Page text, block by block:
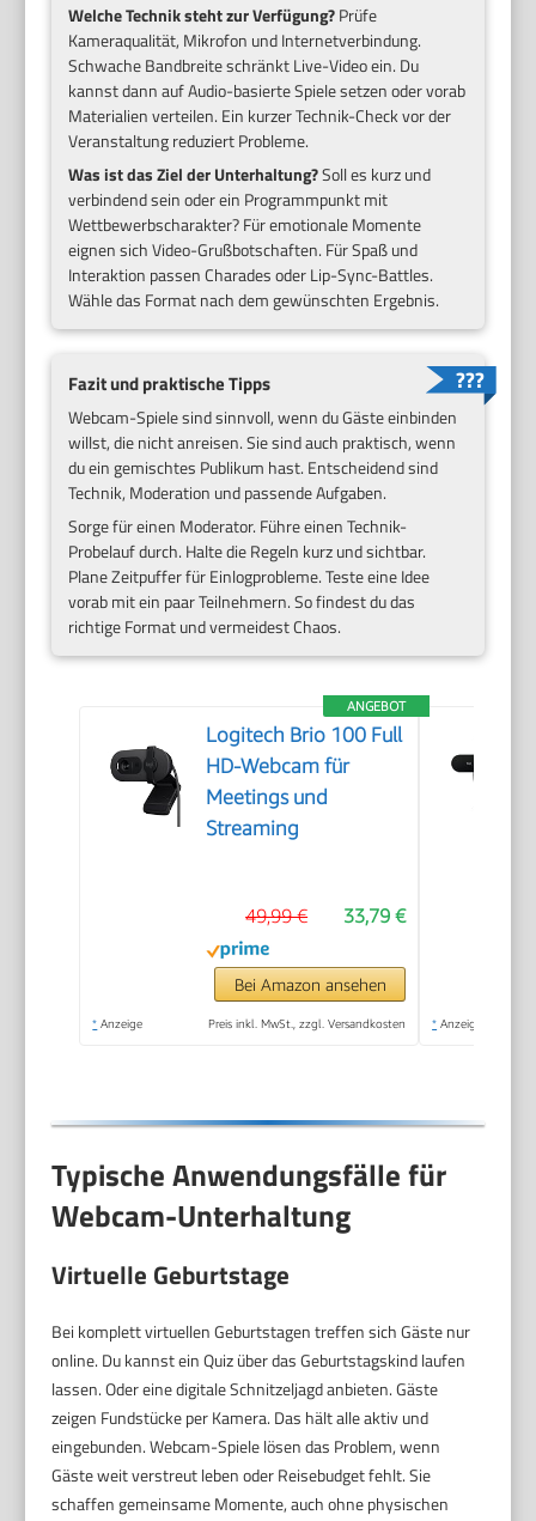
Welche Technik steht zur Verfügung?Prüfe
Kameraqualität, Mikrofon und Internetverbindung.
Schwache Bandbreite schränkt Live-Video ein. Du
kannst dann auf Audio-basierte Spiele setzen oder vorab
Materialien verteilen. Ein kurzer Technik-Check vor der
Veranstaltung reduziert Probleme.
Was ist das Ziel der Unterhaltung?Soll es kurz und
verbindend sein oder ein Programmpunkt mit
Wettbewerbscharakter? Für emotionale Momente
eignen sich Video-Grußbotschaften. Für Spaß und
Interaktion passen Charades oder Lip-Sync-Battles.
Wähle das Format nach dem gewünschten Ergebnis.
Fazit und praktische Tipps
Webcam-Spiele sind sinnvoll, wenn du Gäste einbinden
willst, die nicht anreisen. Sie sind auch praktisch, wenn
du ein gemischtes Publikum hast. Entscheidend sind
Technik, Moderation und passende Aufgaben.
Sorge für einen Moderator. Führe einen Technik-
Probelauf durch. Halte die Regeln kurz und sichtbar.
Plane Zeitpuffer für Einlogprobleme. Teste eine Idee
vorab mit ein paar Teilnehmern. So findest du das
richtige Format und vermeidest Chaos.
ANGEBOT
Logitech Brio 100 Full
HD-Webcam für
Meetings und
Streaming
33,79 €
49,99 €
Bei Amazon ansehen
* Anzeige Preis inkl. MwSt., zzgl. Versandkosten * Anzeige
Typische Anwendungsfälle für
Webcam-Unterhaltung
Virtuelle Geburtstage
Bei komplett virtuellen Geburtstagen treffen sich Gäste nur
online. Du kannst ein Quiz über das Geburtstagskind laufen
lassen. Oder eine digitale Schnitzeljagd anbieten. Gäste
zeigen Fundstücke per Kamera. Das hält alle aktiv und
eingebunden. Webcam-Spiele lösen das Problem, wenn
Gäste weit verstreut leben oder Reisebudget fehlt. Sie
schaffen gemeinsame Momente, auch ohne physischen